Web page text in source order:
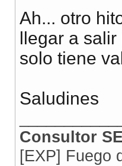
Ah... otro
llegar a
solo tiene
Saludines
Consultor
[EXP] Fuego